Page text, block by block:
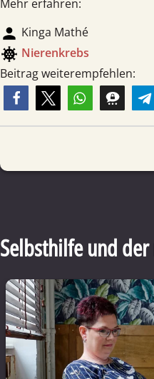
Mehr erfahren:
person Kinga Mathé
coronavirus Nieren­krebs
Beitrag weiterempfehlen:
Selbsthilfe und